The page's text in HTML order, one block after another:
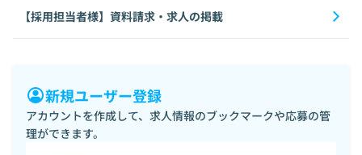
【採用担当者様】資料請求・求人の掲載
新規ユーザー登録
アカウントを作成して、求人情報のブックマークや応募の管
理ができます。